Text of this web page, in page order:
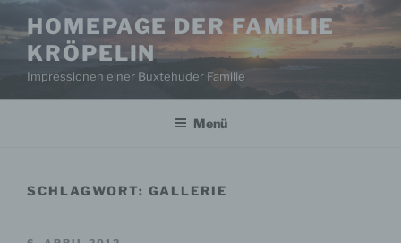
Inhalt
springen
HOMEPAGE DER FAMILIE
KRÖPELIN
Impressionen einer Buxtehuder Familie
Menü
SCHLAGWORT: GALLERIE